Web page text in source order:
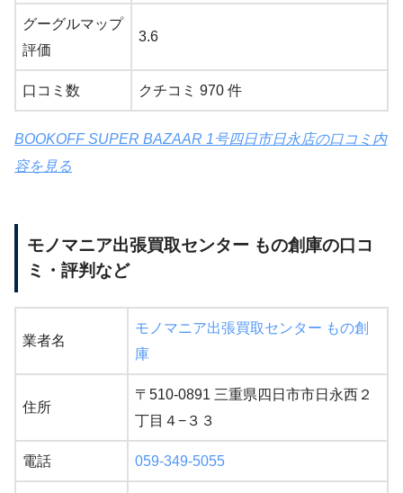
グーグルマップ
評価
3.6
口コミ数 クチコミ 970 件
BOOKOFF SUPER BAZAAR 1号四日市日永店の口コミ内
容を見る
モノマニア出張買取センター もの創庫の口コ
ミ・評判など
業者名
モノマニア出張買取センター もの創
庫
住所
〒510-0891 三重県四日市市日永西２
丁目４−３３
電話 059-349-5055